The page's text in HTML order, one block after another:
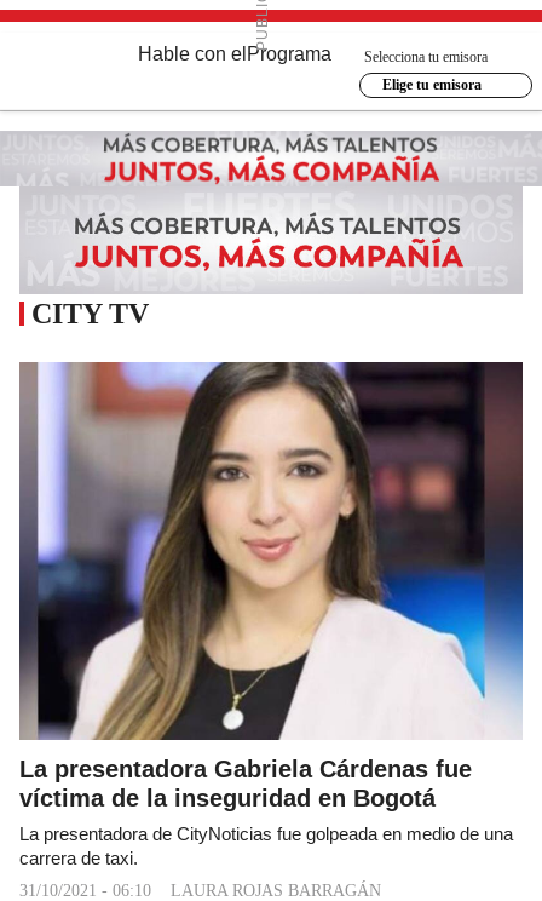
Hable con el Programa
Selecciona tu emisora
Elige tu emisora
CITY TV
La presentadora Gabriela Cárdenas fue
víctima de la inseguridad en Bogotá
La presentadora de CityNoticias fue golpeada en medio de una
carrera de taxi.
31/10/2021 - 06:10 LAURA ROJAS BARRAGÁN